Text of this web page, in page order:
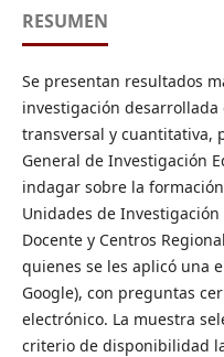
RESUMEN
Se presentan resultados
investigación desarrollada
transversal y cuantitativa,
General de Investigación
indagar sobre la
Unidades de
Docente y Centros
quienes se les aplicó una
Google), con preguntas
electrónico. La muestra
criterio de disponibilidad